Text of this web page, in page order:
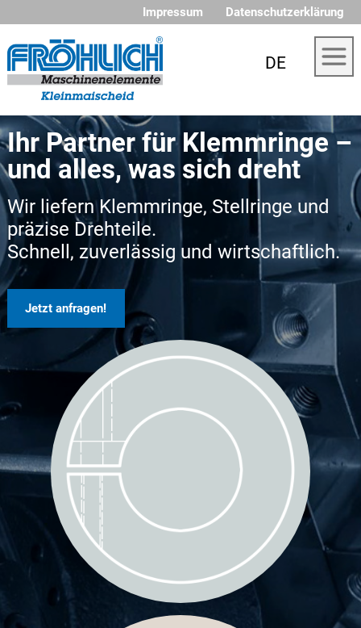
Impressum Datenschutzerklärung
DE
Ihr Partner für Klemmringe –
und alles, was sich dreht
Wir liefern Klemmringe, Stellringe und
präzise Drehteile.
Schnell, zuverlässig und wirtschaftlich.
Jetzt anfragen!